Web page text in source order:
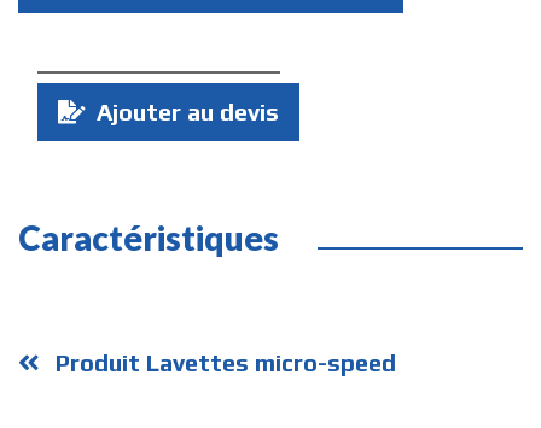
Quantité
Ajouter au devis
Caractéristiques
Produit Lavettes micro-speed